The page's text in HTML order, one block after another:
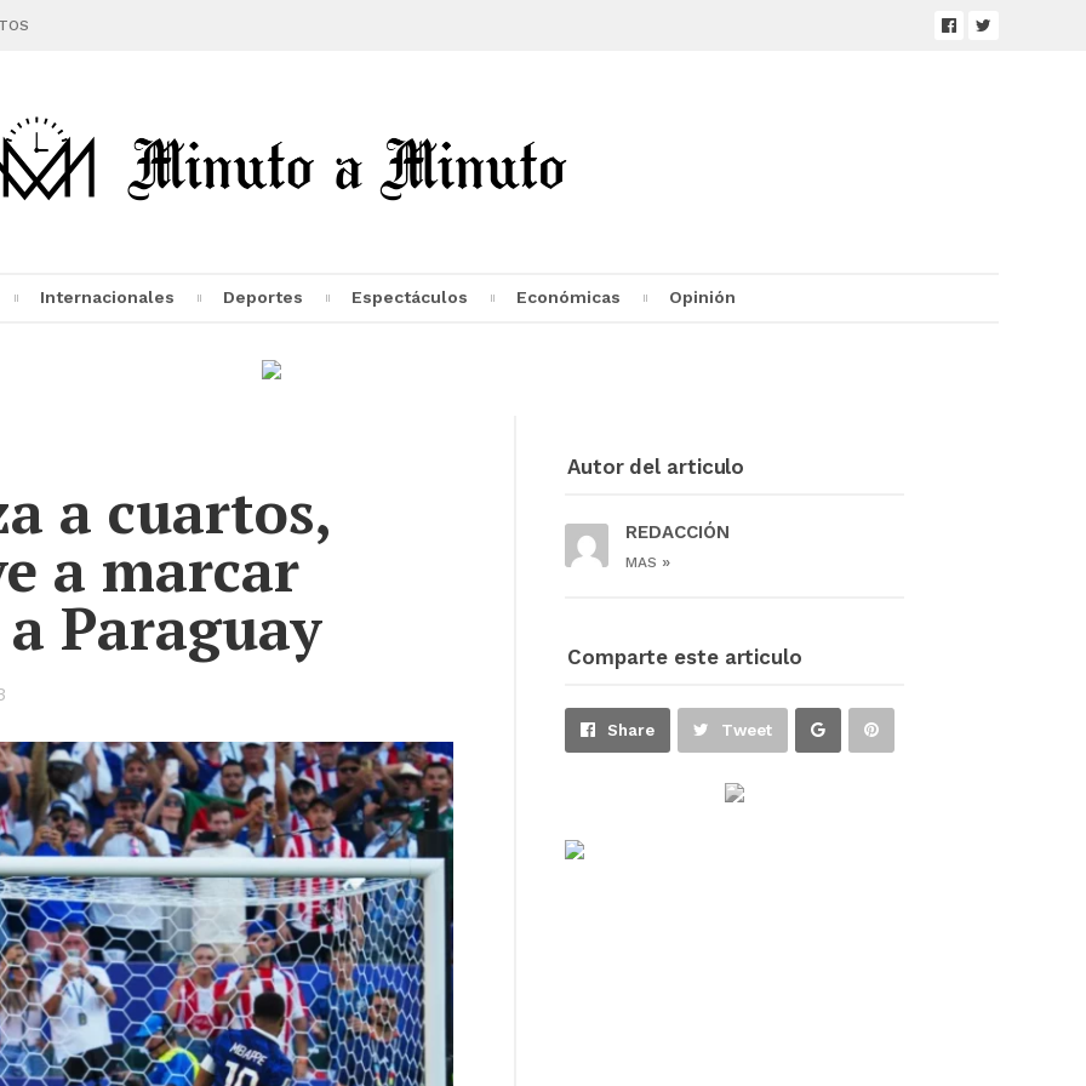
Internacionales Deportes Espectáculos Económicas Opinión
a cuartos,
a marcar
Paraguay
Autor del articulo
REDACCIÓN
MAS »
Comparte este articulo
Share Tweet Share Pin